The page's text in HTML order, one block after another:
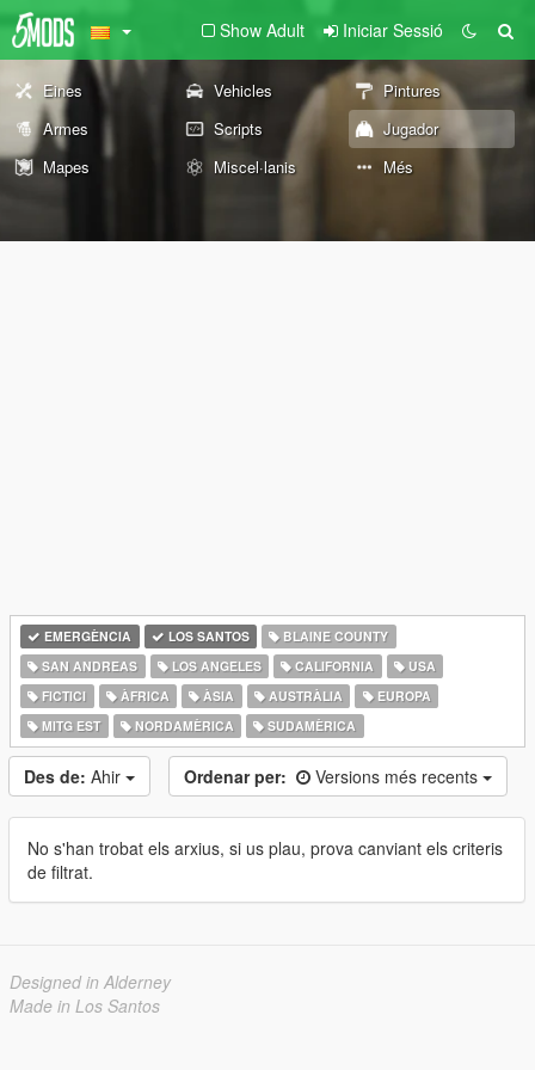
Show Adult Iniciar Sessió
Eines Vehicles
Pintures
Armes
Scripts
Jugador
Mapes
Miscel·lanis Més
EMERGÈNCIA LOS SANTOS
BLAINE COUNTY
SAN ANDREAS
LOS ANGELES CALIFORNIA
USA
FICTICI
ÀFRICA ÀSIA AUSTRÀLIA
EUROPA
MITG EST
NORDAMÈRICA SUDAMÈRICA
Des de: Ahir Ordenar per: Versions més recents
No s'han trobat els arxius, si us plau, prova canviant els criteris
de filtrat.
Designed in Alderney
Made in Los Santos